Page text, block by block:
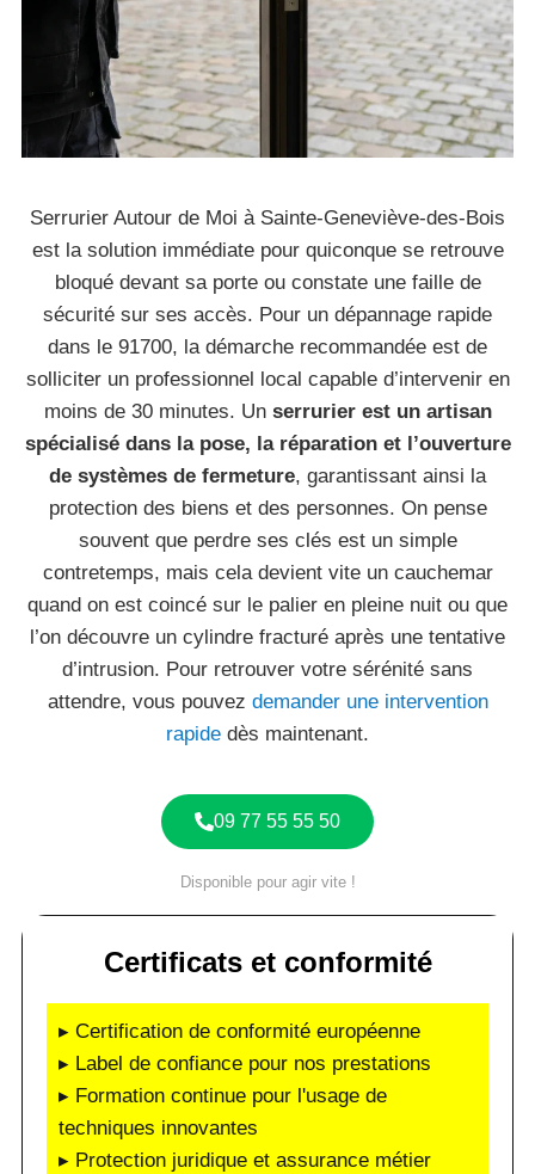
Serrurier Autour de Moi à Sainte-Geneviève-des-Bois
est la solution immédiate pour quiconque se retrouve
bloqué devant sa porte ou constate une faille de
sécurité sur ses accès. Pour un dépannage rapide
dans le 91700, la démarche recommandée est de
solliciter un professionnel local capable d’intervenir en
moins de 30 minutes. Un serrurier est un artisan
spécialisé dans la pose, la réparation et l’ouverture
de systèmes de fermeture, garantissant ainsi la
protection des biens et des personnes. On pense
souvent que perdre ses clés est un simple
contretemps, mais cela devient vite un cauchemar
quand on est coincé sur le palier en pleine nuit ou que
l’on découvre un cylindre fracturé après une tentative
d’intrusion. Pour retrouver votre sérénité sans
attendre, vous pouvez demander une intervention
rapide dès maintenant.
09 77 55 55 50
Disponible pour agir vite !
Certificats et conformité
▸ Certification de conformité européenne
▸ Label de confiance pour nos prestations
▸ Formation continue pour l'usage de
techniques innovantes
▸ Protection juridique et assurance métier